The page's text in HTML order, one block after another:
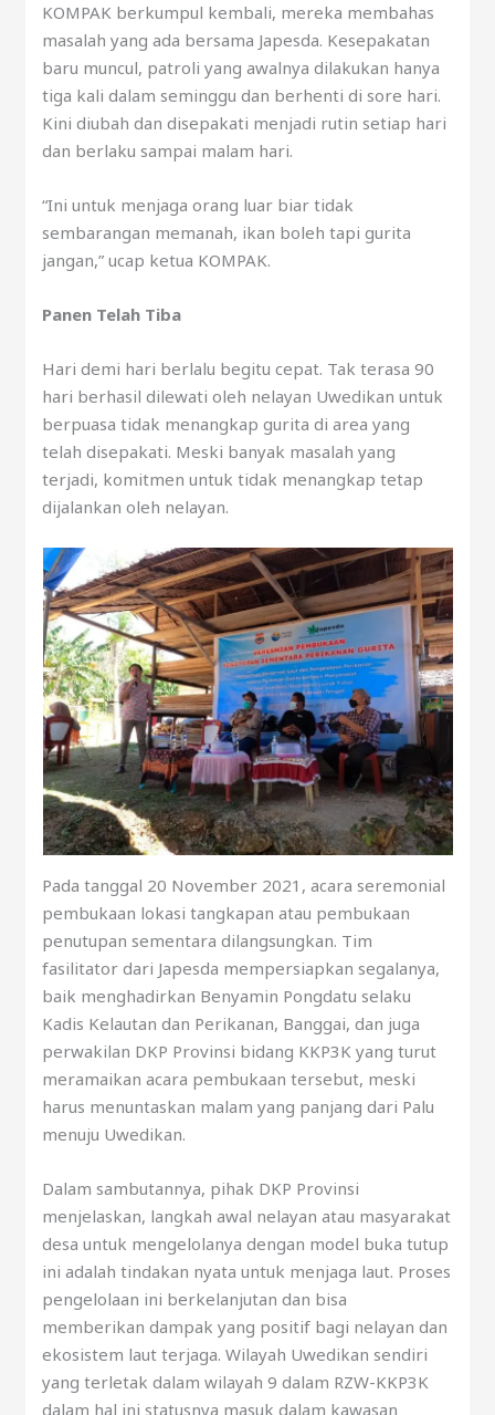
KOMPAK berkumpul kembali, mereka membahas
masalah yang ada bersama Japesda. Kesepakatan
baru muncul, patroli yang awalnya dilakukan hanya
tiga kali dalam seminggu dan berhenti di sore hari.
Kini diubah dan disepakati menjadi rutin setiap hari
dan berlaku sampai malam hari.
“Ini untuk menjaga orang luar biar tidak
sembarangan memanah, ikan boleh tapi gurita
jangan,” ucap ketua KOMPAK.
Panen Telah Tiba
Hari demi hari berlalu begitu cepat. Tak terasa 90
hari berhasil dilewati oleh nelayan Uwedikan untuk
berpuasa tidak menangkap gurita di area yang
telah disepakati. Meski banyak masalah yang
terjadi, komitmen untuk tidak menangkap tetap
dijalankan oleh nelayan.
Pada tanggal 20 November 2021, acara seremonial
pembukaan lokasi tangkapan atau pembukaan
penutupan sementara dilangsungkan. Tim
fasilitator dari Japesda mempersiapkan segalanya,
baik menghadirkan Benyamin Pongdatu selaku
Kadis Kelautan dan Perikanan, Banggai, dan juga
perwakilan DKP Provinsi bidang KKP3K yang turut
meramaikan acara pembukaan tersebut, meski
harus menuntaskan malam yang panjang dari Palu
menuju Uwedikan.
Dalam sambutannya, pihak DKP Provinsi
menjelaskan, langkah awal nelayan atau masyarakat
desa untuk mengelolanya dengan model buka tutup
ini adalah tindakan nyata untuk menjaga laut. Proses
pengelolaan ini berkelanjutan dan bisa
memberikan dampak yang positif bagi nelayan dan
ekosistem laut terjaga. Wilayah Uwedikan sendiri
yang terletak dalam wilayah 9 dalam RZW-KKP3K
dalam hal ini statusnya masuk dalam kawasan